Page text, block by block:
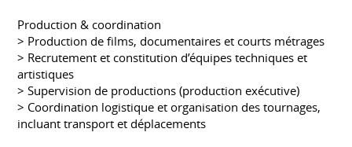
Production & coordination
> Production de films, documentaires et courts métrages
> Recrutement et constitution d’équipes techniques et
artistiques
> Supervision de productions (production exécutive)
> Coordination logistique et organisation des tournages,
incluant transport et déplacements